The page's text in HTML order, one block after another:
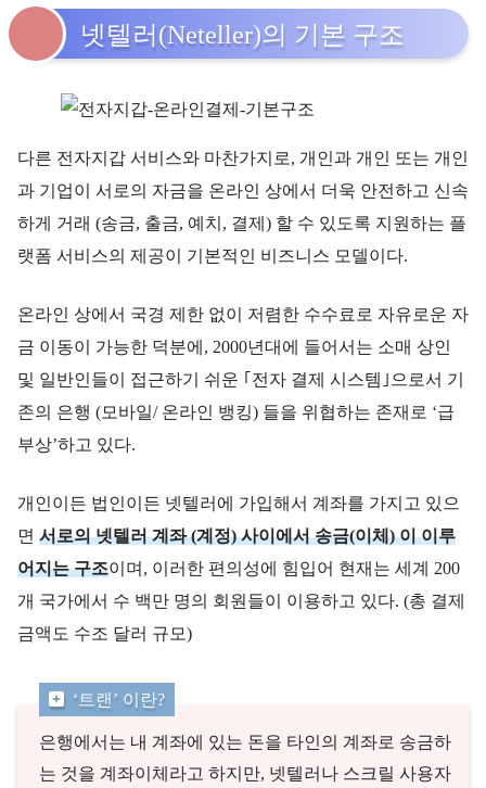
넷텔러(Neteller)의 기본 구조
다른 전자지갑 서비스와 마찬가지로, 개인과 개인 또는 개인
과 기업이 서로의 자금을 온라인 상에서 더욱 안전하고 신속
하게 거래 (송금, 출금, 예치, 결제) 할 수 있도록 지원하는 플
랫폼 서비스의 제공이 기본적인 비즈니스 모델이다.
온라인 상에서 국경 제한 없이 저렴한 수수료로 자유로운 자
금 이동이 가능한 덕분에, 2000년대에 들어서는 소매 상인
및 일반인들이 접근하기 쉬운 ｢전자 결제 시스템｣으로서 기
존의 은행 (모바일/ 온라인 뱅킹) 들을 위협하는 존재로 ‘급
부상’하고 있다.
개인이든 법인이든 넷텔러에 가입해서 계좌를 가지고 있으
면 서로의 넷텔러 계좌 (계정) 사이에서 송금(이체) 이 이루
어지는 구조이며, 이러한 편의성에 힘입어 현재는 세계 200
개 국가에서 수 백만 명의 회원들이 이용하고 있다. (총 결제
금액도 수조 달러 규모)
‘트랜’ 이란?
은행에서는 내 계좌에 있는 돈을 타인의 계좌로 송금하
는 것을 계좌이체라고 하지만, 넷텔러나 스크릴 사용자